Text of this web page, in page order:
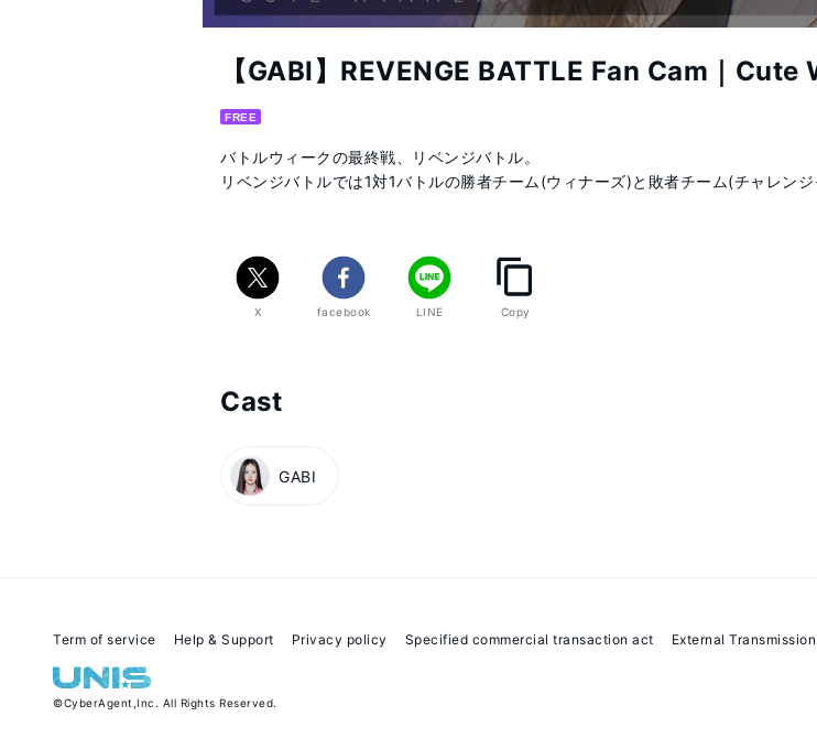
【GABI】REVENGE BATTLE Fan Cam｜Cute
FREE
バトルウィークの最終戦、リベンジバトル。
リベンジバトルでは1対1バトルの勝者チーム(ウィナーズ)と敗者チーム(チャレン
https://abema.tv/video/title/307-7
▼アプリでの投票方法
X facebook LINE Copy
Cast
GABI
Term of service Help & Support Privacy policy Specified commercial transaction act External
©CyberAgent,Inc. All Rights Reserved.